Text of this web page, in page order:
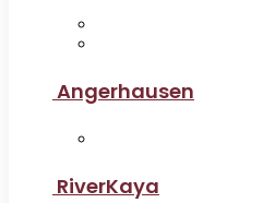
Angerhausen
RiverKaya